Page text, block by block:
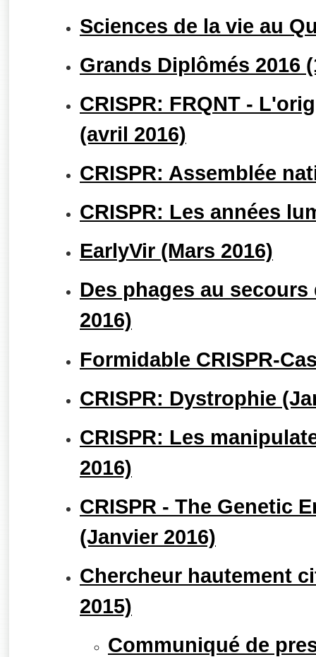
Sciences de la vie au
Grands Diplômés 2016
CRISPR: FRQNT -
(avril 2016)
CRISPR: Assemblée
CRISPR: Les années
EarlyVir (Mars 2016)
Des phages au
2016)
Formidable CRISPR-
CRISPR: Dystrophie
CRISPR: Les
2016)
CRISPR - The Genetic
(Janvier 2016)
Chercheur hautement
2015)
Communiqué de